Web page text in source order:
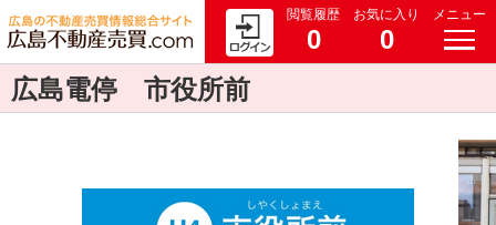
閲覧履歴
0
お気に入り
0
メニュー
広島電停 市役所前